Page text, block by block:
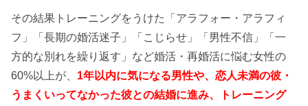
その結果トレーニングをうけた「アラフォー・アラフィ
フ」「長期の婚活迷子」「こじらせ」「男性不信」「一
方的な別れを繰り返す」など婚活・再婚活に悩む女性の
60%以上が、 1年以内に気になる男性や、恋人未満の彼・
うまくいってなかった彼との結婚に進み、トレーニング